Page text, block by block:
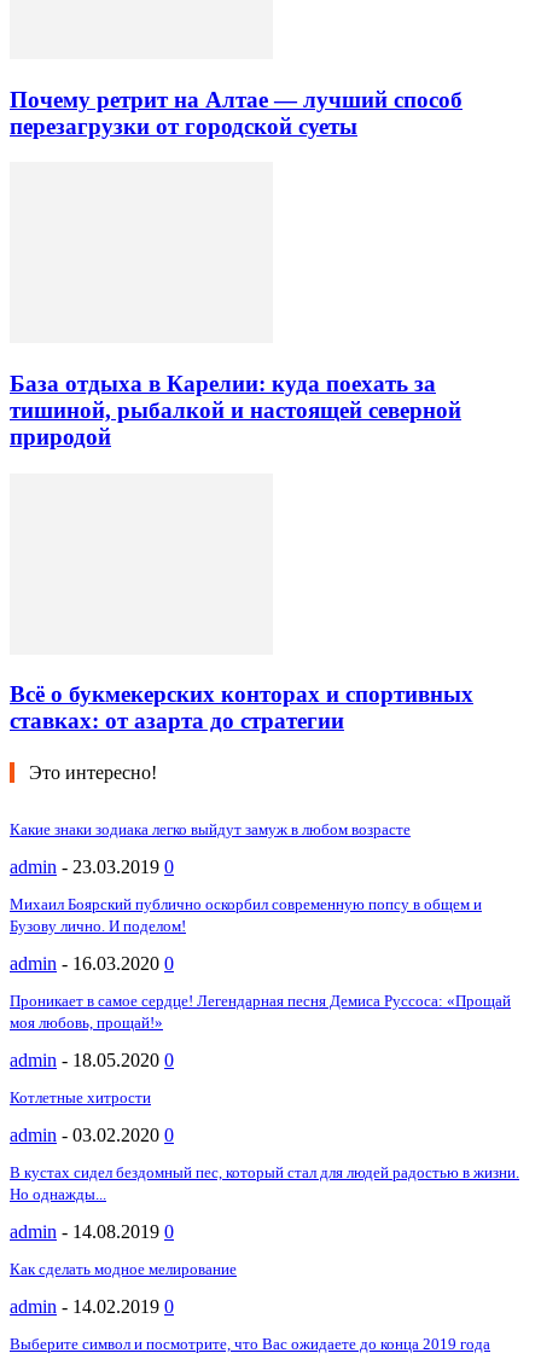
Почему ретрит на Алтае — лучший способ
перезагрузки от городской суеты
База отдыха в Карелии: куда поехать за
тишиной, рыбалкой и настоящей северной
природой
Всё о букмекерских конторах и спортивных
ставках: от азарта до стратегии
Это интересно!
Какие знаки зодиака легко выйдут замуж в любом возрасте
admin - 23.03.2019 0
Михаил Боярский публично оскорбил современную попсу в общем и
Бузову лично. И поделом!
admin - 16.03.2020 0
Проникает в самое сердце! Легендарная песня Демиса Руссоса: «Прощай
моя любовь, прощай!»
admin - 18.05.2020 0
Котлетные хитрости
admin - 03.02.2020 0
В кустах сидел бездомный пес, который стал для людей радостью в жизни.
Но однажды...
admin - 14.08.2019 0
Как сделать модное мелирование
admin - 14.02.2019 0
Выберите символ и посмотрите, что Вас ожидаете до конца 2019 года